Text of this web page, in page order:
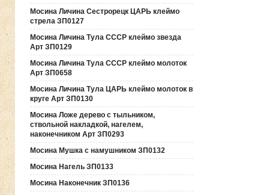
Мосина Личина Сестрорецк ЦАРЬ клеймо
стрела ЗП0127
Мосина Личина Тула СССР клеймо звезда
Арт ЗП0129
Мосина Личина Тула СССР клеймо молоток
Арт ЗП0658
Мосина Личина Тула ЦАРЬ клеймо молоток в
круге Арт ЗП0130
Мосина Ложе дерево с тыльником,
ствольной накладкой, нагелем,
наконечником Арт ЗП0293
Мосина Мушка с намушником ЗП0132
Мосина Нагель ЗП0133
Мосина Наконечник ЗП0136